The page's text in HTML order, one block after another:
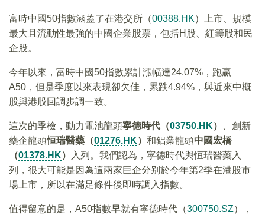
富時中國50指數涵蓋了在港交所（00388.HK）上市、規模
最大且流動性最強的中國企業股票，包括H股、紅籌股和民
企股。
今年以來，富時中國50指數累計漲幅達24.07%，跑赢
A50，但是季度以來表現卻欠佳，累跌4.94%，與近來中概
股與港股回調步調一致。
這次的季檢，動力電池龍頭寧德時代（03750.HK）
、創新
藥企龍頭恒瑞醫藥（01276.HK） 和鋁業龍頭中國宏橋
（01378.HK）
入列。我們認為，寧德時代與恒瑞醫藥入
列，很大可能是因為這兩家巨企分别於今年第2季在港股市
場上市，所以在滿足條件後即時調入指數。
值得留意的是，A50指數早就有寧德時代（300750.SZ），